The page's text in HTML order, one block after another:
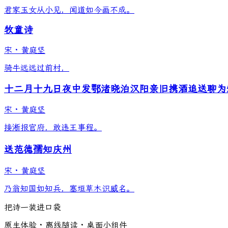
君家玉女从小见，闻道如今画不成。
牧童诗
宋 · 黄庭坚
骑牛远远过前村，
十二月十九日夜中发鄂渚晓泊汉阳亲旧携酒追送聊
宋 · 黄庭坚
接淅报官府，敢违王事程。
送范德孺知庆州
宋 · 黄庭坚
乃翁知国如知兵，塞垣草木识威名。
把诗一装进口袋
原生体验 · 离线随读 · 桌面小组件